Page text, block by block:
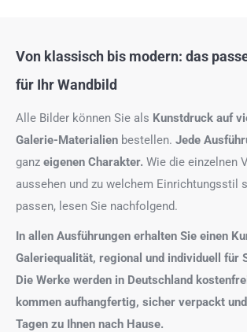
Von klassisch bis modern: das
für Ihr Wandbild
Alle Bilder können Sie als Kunstdruck auf
Galerie-Materialien bestellen. Jede
ganz eigenen Charakter. Wie die einzelnen
aussehen und zu welchem Einrichtungsstil
passen, lesen Sie nachfolgend.
In allen Ausführungen erhalten Sie einen
Galeriequalität, regional und individuell für
Die Werke werden in Deutschland
kommen aufhangfertig, sicher verpackt
Tagen zu Ihnen nach Hause.